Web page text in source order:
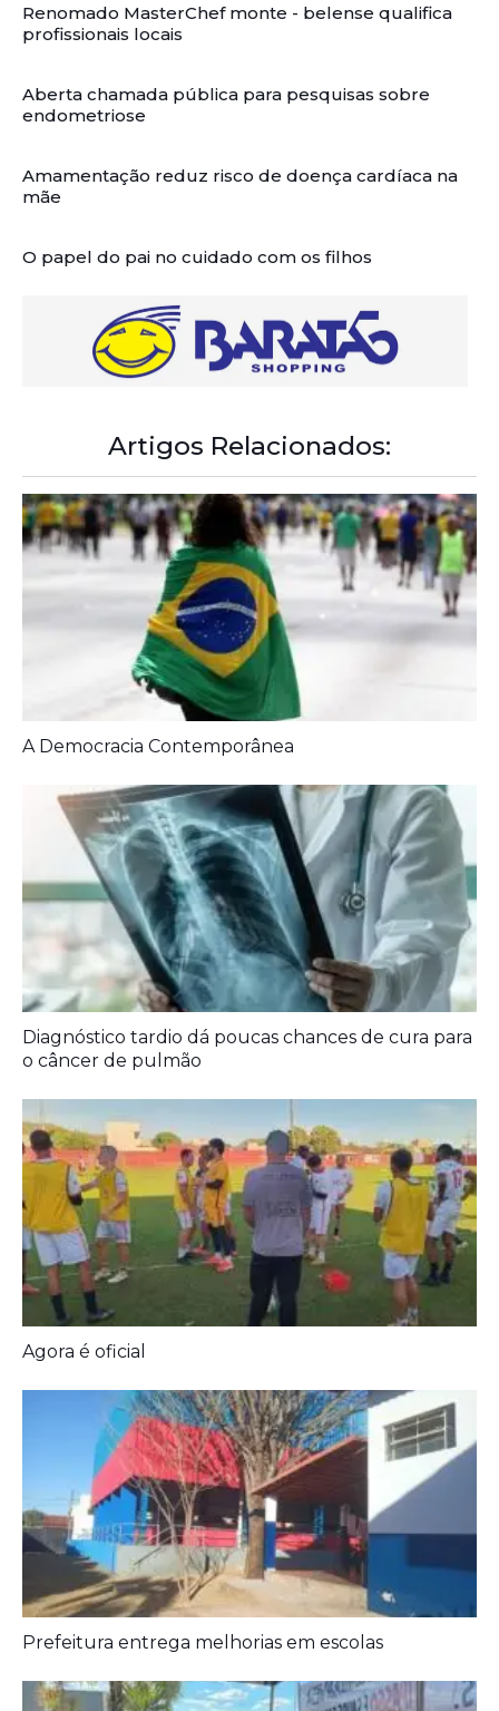
Renomado MasterChef monte - belense qualifica
profissionais locais
Aberta chamada pública para pesquisas sobre
endometriose
Amamentação reduz risco de doença cardíaca na
mãe
O papel do pai no cuidado com os filhos
Artigos Relacionados:
A Democracia Contemporânea
Diagnóstico tardio dá poucas chances de cura para
o câncer de pulmão
Agora é oficial
Prefeitura entrega melhorias em escolas